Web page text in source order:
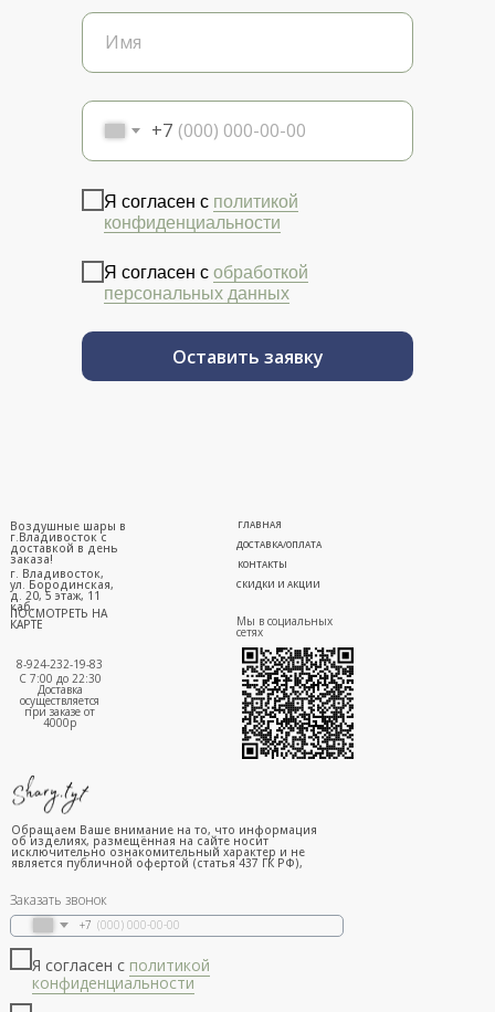
+7
Я согласен с политикой
конфиденциальности
Я согласен с обработкой
персональных данных
Оставить заявку
г. Владивосток,
ул. Бородинская,
д. 20, 5 этаж, 11
каб.
ПОСМОТРЕТЬ НА
КАРТЕ
ГЛАВНАЯ
ДОСТАВКА/ОПЛАТА
СКИДКИ И АКЦИИ
КОНТАКТЫ
8-924-232-19-83
С 7:00 до 22:30
Доставка
осуществляется
при заказе от
4000р
Воздушные шары в
г.Владивосток с
доставкой в день
заказа!
Мы в социальных
сетях
Заказать звонок
+7
Я согласен с политикой
конфиденциальности
Обращаем Ваше внимание на то, что информация
об изделиях, размещённая на сайте носит
исключительно ознакомительный характер и не
является публичной офертой (статья 437 ГК РФ),